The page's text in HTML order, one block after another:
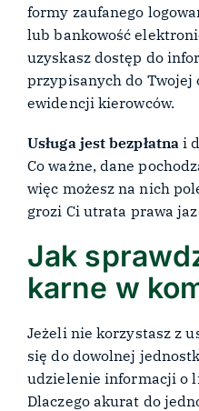
formy zaufanego
lub bankowość
uzyskasz dostęp do
przypisanych do Twojej
ewidencji kierowców.
Usługa jest bezpłatna i
Co ważne, dane
więc możesz na nich
grozi Ci utrata prawa
Jak
karne w
Jeżeli nie korzystasz z
się do dowolnej
udzielenie informacji o
Dlaczego akurat do